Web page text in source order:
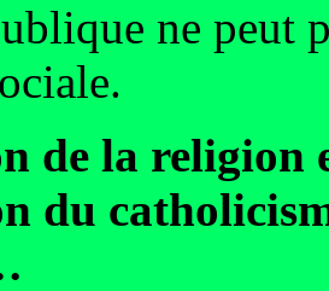
ne peut
de la religion
du